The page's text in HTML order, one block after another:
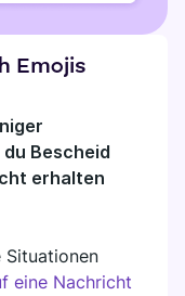
Emojis
Bescheid
erhalten
Situationen
eine Nachricht